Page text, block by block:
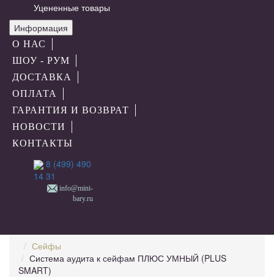
Уцененные товары
Информация
О НАС
ШОУ - РУМ
ДОСТАВКА
ОПЛАТА
ГАРАНТИЯ И ВОЗВРАТ
НОВОСТИ
КОНТАКТЫ
8 (499) 490
14 31
info@mini-
bary.ru
Сейфы
Система аудита к сейфам ПЛЮС УМНЫЙ (PLUS
SMART)